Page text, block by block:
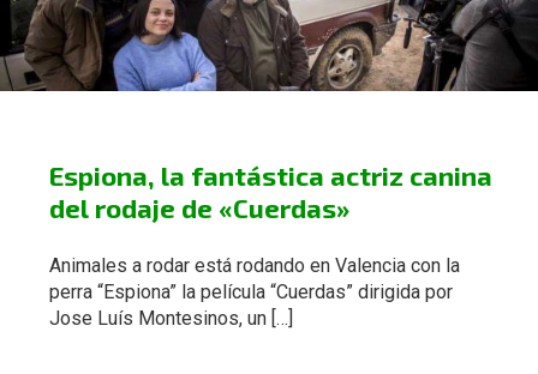
Espiona, la fantástica actriz canina
del rodaje de «Cuerdas»
Animales a rodar está rodando en Valencia con la
perra “Espiona” la película “Cuerdas” dirigida por
Jose Luís Montesinos, un […]